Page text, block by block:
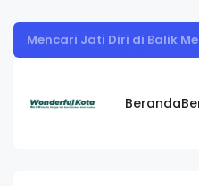
Beranda